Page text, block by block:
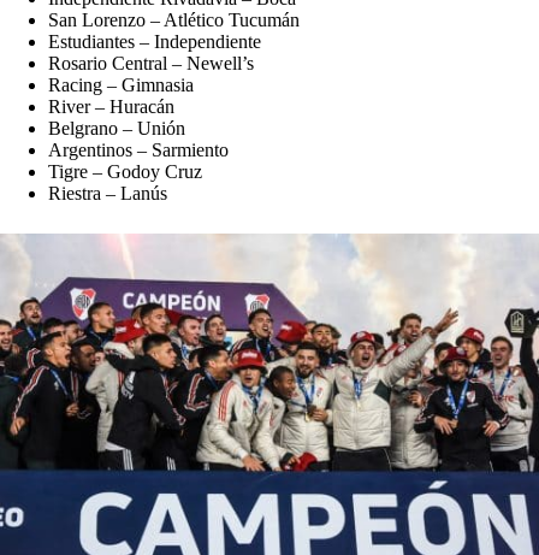
San Lorenzo – Atlético Tucumán
Estudiantes – Independiente
Rosario Central – Newell’s
Racing – Gimnasia
River – Huracán
Belgrano – Unión
Argentinos – Sarmiento
Tigre – Godoy Cruz
Riestra – Lanús